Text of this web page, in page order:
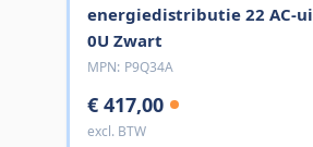
energiedistributie 22 AC-
0U Zwart
MPN: P9Q34A
€ 417,00
excl. BTW